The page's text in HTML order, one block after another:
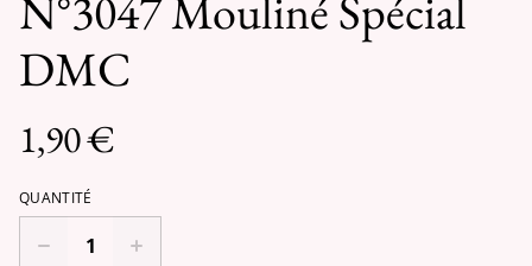
DMC
1,90 €
QUANTITÉ